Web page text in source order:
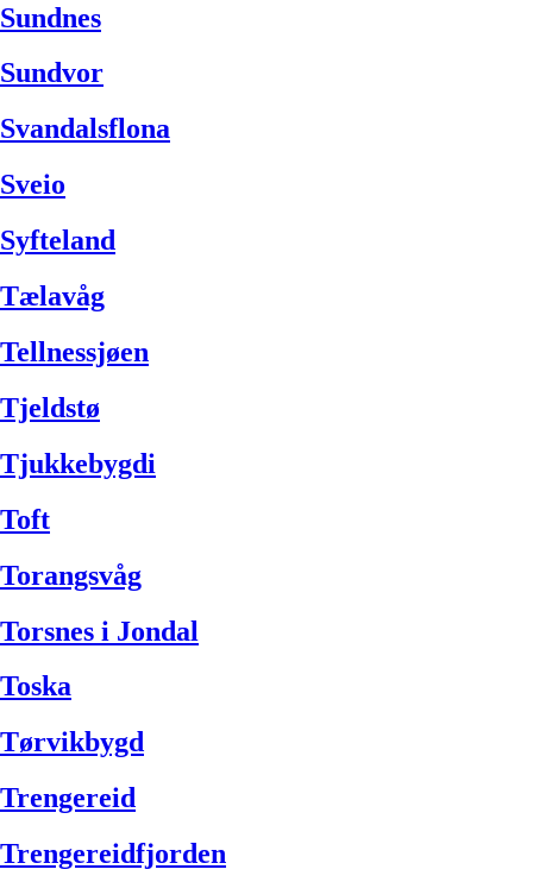
Sundnes
Sundvor
Svandalsflona
Sveio
Syfteland
Tælavåg
Tellnessjøen
Tjeldstø
Tjukkebygdi
Toft
Torangsvåg
Torsnes i Jondal
Toska
Tørvikbygd
Trengereid
Trengereidfjorden